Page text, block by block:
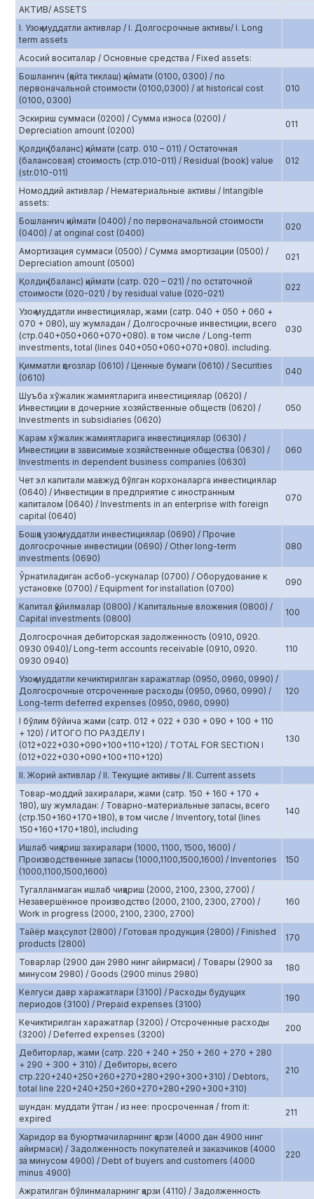
АКТИВ/ ASSETS
I. Узоқ муддатли активлар / I. Долгосрочные активы/ I. Long
term assets
Асосий воситалар / Основные средства / Fixed assets:
Бошланғич (қайта тиклаш) қиймати (0100, 0300) / по
первоначальной стоимости (0100,0300) / at historical cost
(0100, 0300)
010
Эскириш суммаси (0200) / Сумма износа (0200) /
Depreciation amount (0200)
011
Қолдиқ (баланс) қиймати (сатр. 010 – 011) / Остаточная
(балансовая) стоимость (стр.010-011) / Residual (book) value
(str.010-011)
012
Номоддий активлар / Нематериальные активы / Intangible
assets:
Бошланғич қиймати (0400) / по первоначальной стоимости
(0400) / at original cost (0400)
020
Амортизация суммаси (0500) / Сумма амортизации (0500) /
Depreciation amount (0500)
021
Қолдиқ (баланс) қиймати (сатр. 020 – 021) / по остаточной
стоимости (020-021) / by residual value (020-021)
022
Узоқ муддатли инвестициялар, жами (сатр. 040 + 050 + 060 +
070 + 080), шу жумладан / Долгосрочные инвестиции, всего
(стр.040+050+060+070+080). в том числе / Long-term
investments, total (lines 040+050+060+070+080). including.
030
Қимматли қоғозлар (0610) / Ценные бумаги (0610) / Securities
(0610)
040
Шуъба хўжалик жамиятларига инвестициялар (0620) /
Инвестиции в дочерние хозяйственные обществ (0620) /
Investments in subsidiaries (0620)
050
Карам хўжалик жамиятларига инвестициялар (0630) /
Инвестиции в зависимые хозяйственные общества (0630) /
Investments in dependent business companies (0630)
060
Чет эл капитали мавжуд бўлган корхоналарга инвестициялар
(0640) / Инвестиции в предприятие с иностранным
капиталом (0640) / Investments in an enterprise with foreign
capital (0640)
070
Бошқа узоқ муддатли инвестициялар (0690) / Прочие
долгосрочные инвестиции (0690) / Other long-term
investments (0690)
080
Ўрнатиладиган асбоб-ускуналар (0700) / Оборудование к
установке (0700) / Equipment for installation (0700)
090
Капитал қўйилмалар (0800) / Капитальные вложения (0800) /
Capital investments (0800)
100
Долгосрочная дебиторская задолженность (0910, 0920.
0930 0940)/ Long-term accounts receivable (0910, 0920.
0930 0940)
110
Узоқ муддатли кечиктирилган харажатлар (0950, 0960, 0990) /
Долгосрочные отсроченные расходы (0950, 0960, 0990) /
Long-term deferred expenses (0950, 0960, 0990)
120
I бўлим бўйича жами (сатр. 012 + 022 + 030 + 090 + 100 + 110
+ 120) / ИТОГО ПО РАЗДЕЛУ I
(012+022+030+090+100+110+120) / TOTAL FOR SECTION I
(012+022+030+090+100+110+120)
130
II. Жорий активлар / II. Текущие активы / II. Current assets
Товар-моддий захиралари, жами (сатр. 150 + 160 + 170 +
180), шу жумладан: / Товарно-материальные запасы, всего
(стр.150+160+170+180), в том числе / Inventory, total (lines
150+160+170+180), including
140
Ишлаб чиқариш захиралари (1000, 1100, 1500, 1600) /
Производственные запасы (1000,1100,1500,1600) / Inventories
(1000,1100,1500,1600)
150
Тугалланмаган ишлаб чиқариш (2000, 2100, 2300, 2700) /
Незавершённое производство (2000, 2100, 2300, 2700) /
Work in progress (2000, 2100, 2300, 2700)
160
Тайёр маҳсулот (2800) / Готовая продукция (2800) / Finished
products (2800)
170
Товарлар (2900 дан 2980 нинг айирмаси) / Товары (2900 за
минусом 2980) / Goods (2900 minus 2980)
180
Келгуси давр харажатлари (3100) / Расходы будущих
периодов (3100) / Prepaid expenses (3100)
190
Кечиктирилган харажатлар (3200) / Отсроченные расходы
(3200) / Deferred expenses (3200)
200
Дебиторлар, жами (сатр. 220 + 240 + 250 + 260 + 270 + 280
+ 290 + 300 + 310) / Дебиторы, всего
стр.220+240+250+260+270+280+290+300+310) / Debtors,
total line 220+240+250+260+270+280+290+300+310)
210
шундан: муддати ўтган / из нее: просроченная / from it:
expired
211
Харидор ва буюртмачиларнинг қарзи (4000 дан 4900 нинг
айирмаси) / Задолженность покупателей и заказчиков (4000
за минусом 4900) / Debt of buyers and customers (4000
minus 4900)
220
Ажратилган бўлинмаларнинг қарзи (4110) / Задолженность